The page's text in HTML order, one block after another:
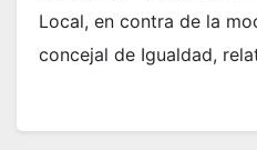
Local, en contra de la
concejal de Igualdad,